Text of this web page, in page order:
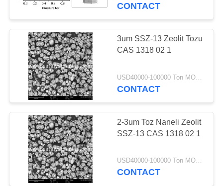
PRIVACY
POLICY
CONTACT
3um SSZ-13 Zeolit ​​Tozu
CAS 1318 02 1
USD40000-100000 Ton MOQ:1 kg
CONTACT
2-3um Toz Naneli Zeolit ​​
SSZ-13 CAS 1318 02 1
USD40000-100000 Ton MOQ:1 kg
CONTACT